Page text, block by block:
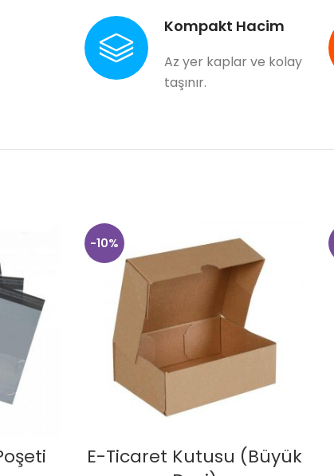
Kompakt Hacim
Az yer kaplar ve kolay
taşınır.
-10%
E-Ticaret Kutusu (Büyük